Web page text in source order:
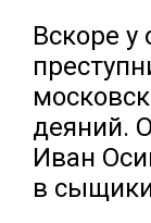
Вскоре
деяний.
Иван
в